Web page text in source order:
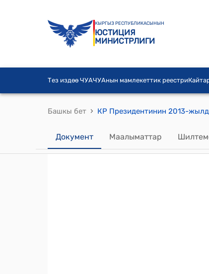
КЫРГЫЗ РЕСПУБЛИКАСЫНЫН
ЮСТИЦИЯ
МИНИСТРЛИГИ
Тез издөө ЧУАЧУАнын мамлекеттик реестри
Башкы бет ›
Документ Маалыматтар